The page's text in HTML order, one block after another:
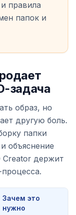
правила
папок и
задача
образ, но
другую боль.
папки
объяснение
Creator держит
Зачем это
нужно